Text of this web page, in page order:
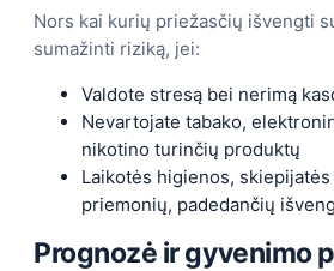
Nors kai kurių priežasčių išvengti
sumažinti riziką, jei:
Valdote stresą bei nerimą
Nevartojate tabako,
nikotino turinčių produktų
Laikotės higienos,
priemonių, padedančių
Prognozė ir gyvenimo